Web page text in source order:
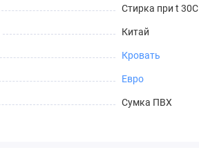
Стирка при t 30С
Китай
Кровать
Евро
Сумка ПВХ